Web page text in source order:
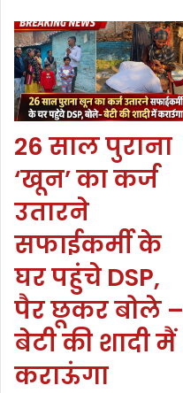
26 साल पुराना
‘खून’ का कर्ज
उतारने
सफाईकर्मी के
घर पहुंचे DSP,
पैर छूकर बोले –
बेटी की शादी मैं
कराऊंगा